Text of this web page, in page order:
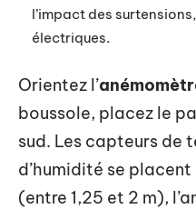
l’impact des
électriques.
Orientez l’
boussole, placez le
sud. Les capteurs de
d’humidité se placent
(entre 1,25 et 2 m),